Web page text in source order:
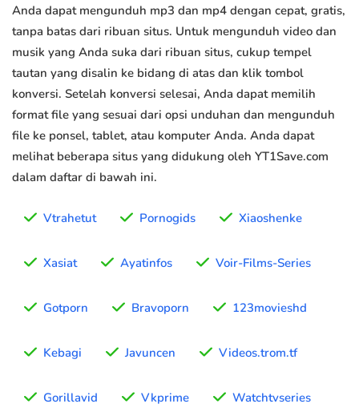
Anda dapat mengunduh mp3 dan mp4 dengan cepat, gratis,
tanpa batas dari ribuan situs. Untuk mengunduh video dan
musik yang Anda suka dari ribuan situs, cukup tempel
tautan yang disalin ke bidang di atas dan klik tombol
konversi. Setelah konversi selesai, Anda dapat memilih
format file yang sesuai dari opsi unduhan dan mengunduh
file ke ponsel, tablet, atau komputer Anda. Anda dapat
melihat beberapa situs yang didukung oleh YT1Save.com
dalam daftar di bawah ini.
Vtrahetut Pornogids Xiaoshenke
Xasiat Ayatinfos Voir-Films-Series
Gotporn Bravoporn 123movieshd
Kebagi Javuncen Videos.trom.tf
Gorillavid Vkprime Watchtvseries